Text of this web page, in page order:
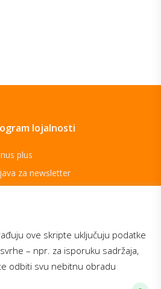
lojalnosti
plus
za newsletter
ove skripte uključuju podatke
– npr. za isporuku sadržaja,
odbiti svu nebitnu obradu